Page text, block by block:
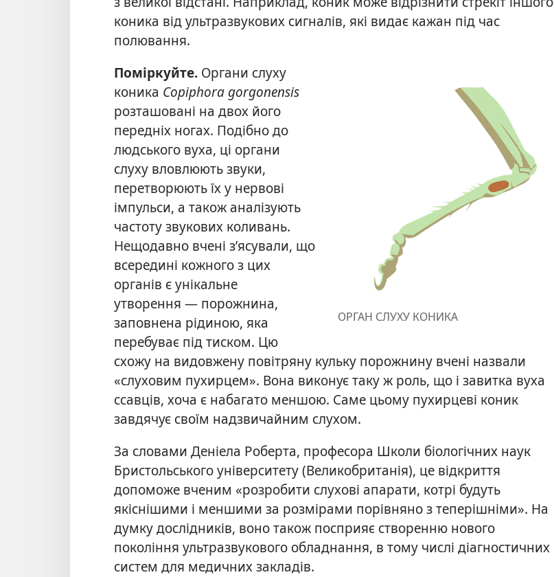
коника від ультразвукових сигналів, які видає кажан під час
полювання.
ОРГАН СЛУХУ КОНИКА
Поміркуйте. Органи слуху
коника Copiphora gorgonensis
розташовані на двох його
передніх ногах. Подібно до
людського вуха, ці органи
слуху вловлюють звуки,
перетворюють їх у нервові
імпульси, а також аналізують
частоту звукових коливань.
Нещодавно вчені з’ясували, що
всередині кожного з цих
органів є унікальне
утворення — порожнина,
заповнена рідиною, яка
перебуває під тиском. Цю
схожу на видовжену повітряну кульку порожнину вчені назвали
«слуховим пухирцем». Вона виконує таку ж роль, що і завитка вуха
ссавців, хоча є набагато меншою. Саме цьому пухирцеві коник
завдячує своїм надзвичайним слухом.
За словами Деніела Роберта, професора Школи біологічних наук
Бристольського університету (Великобританія), це відкриття
допоможе вченим «розробити слухові апарати, котрі будуть
якіснішими і меншими за розмірами порівняно з теперішніми». На
думку дослідників, воно також посприяє створенню нового
покоління ультразвукового обладнання, в тому числі діагностичних
систем для медичних закладів.